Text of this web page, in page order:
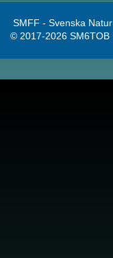
SMFF - Svenska
© 2017-2026 SM6TOB